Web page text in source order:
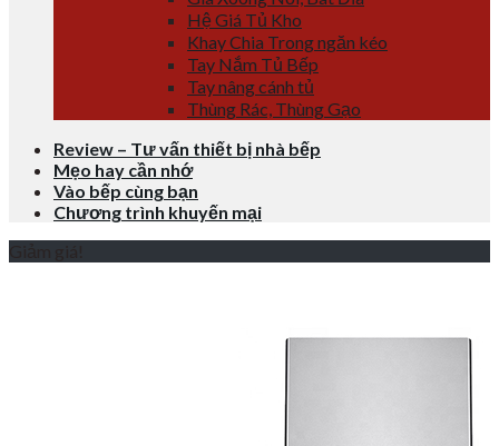
Hệ Giá Tủ Kho
Khay Chia Trong ngăn kéo
Tay Nắm Tủ Bếp
Tay nâng cánh tủ
Thùng Rác, Thùng Gạo
Review – Tư vấn thiết bị nhà bếp
Mẹo hay cần nhớ
Vào bếp cùng bạn
Chương trình khuyến mại